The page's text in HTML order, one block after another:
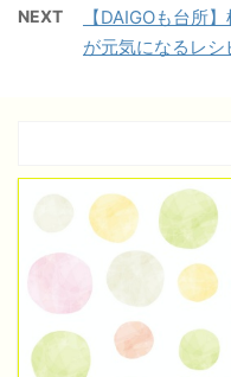
NEXT
【DAIGOも台所
が元気になるレシ